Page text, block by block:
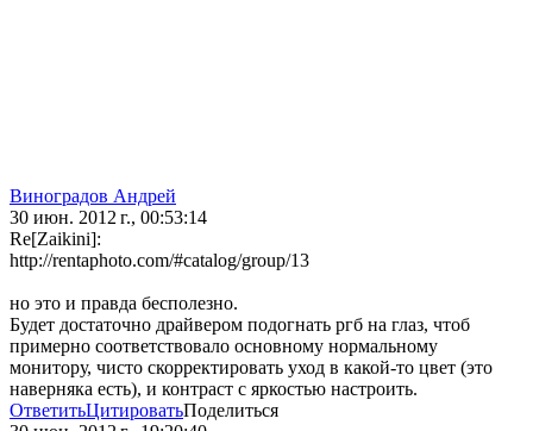
Виноградов Андрей
30 июн. 2012 г., 00:53:14
Re[Zaikini]:
http://rentaphoto.com/#catalog/group/13
но это и правда бесполезно.
Будет достаточно драйвером подогнать ргб на глаз, чтоб
примерно соответствовало основному нормальному
монитору, чисто скорректировать уход в какой-то цвет (это
наверняка есть), и контраст с яркостью настроить.
ОтветитьЦитироватьПоделиться